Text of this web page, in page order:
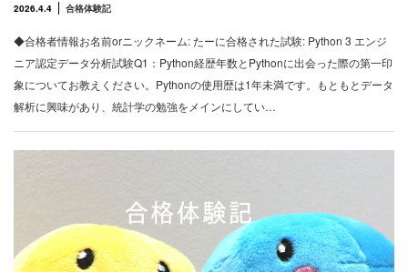
2026.4.4 合格体験記
◆合格者情報お名前orニックネーム: たーに合格された試験: Python 3 エンジ
ニア認定データ分析試験Q1：Python経歴年数とPythonに出会った際の第一印
象についてお教えください。Pythonの使用歴は1年未満です。もともとデータ
解析に興味があり、統計学の勉強をメインにしてい…